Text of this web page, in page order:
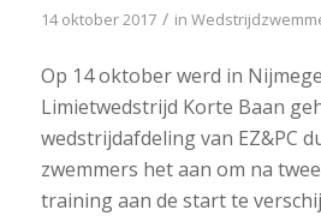
14 oktober 2017 / in
Op 14 oktober werd in
Limietwedstrijd Korte Baan
wedstrijdafdeling van EZ&PC
zwemmers het aan om na
training aan de start te